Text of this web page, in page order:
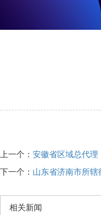
上一个： 安徽省区域总代理
下一个： 山东省济南市所辖
相关新闻